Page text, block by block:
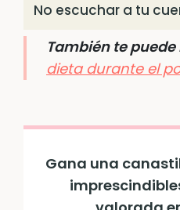
No escuchar a tu
También te
dieta durante el
Gana una